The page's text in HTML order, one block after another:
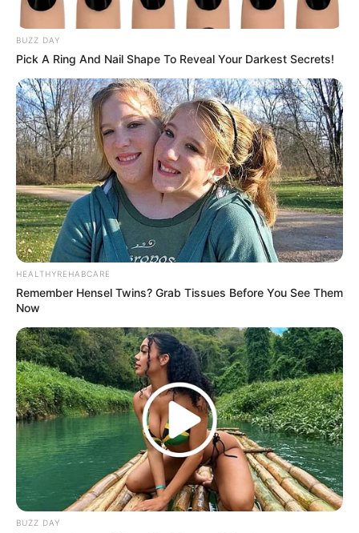
Rating
Cerita
Pemain
Akting
Musik
BUZZ DAY
Pick A Ring And Nail Shape To Reveal Your Darkest Secrets!
HEALTHYREHABCARE
Remember Hensel Twins? Grab Tissues Before You See Them
Now
BUZZ DAY